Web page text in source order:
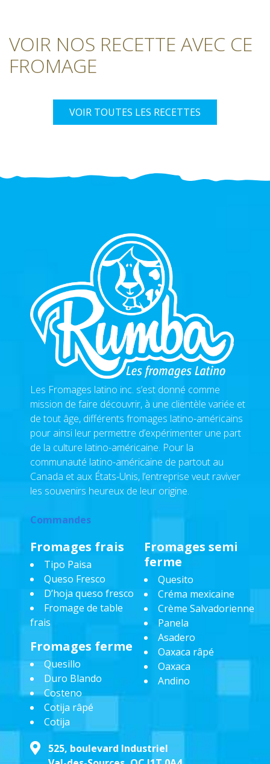
VOIR NOS RECETTE AVEC CE
FROMAGE
VOIR TOUTES LES RECETTES
Les Fromages latino inc. s’est donné comme
mission de faire découvrir, à une clientèle variée et
de tout âge, différents fromages latino-américains
pour ainsi leur permettre d’expérimenter une part
de la culture latino-américaine. Pour la
communauté latino-américaine de partout au
Canada et aux États-Unis, l’entreprise veut raviver
les souvenirs heureux de leur origine.
Commandes
Fromages frais
Tipo Paisa
Queso Fresco
D’hoja queso fresco
Fromage de table
frais
Fromages ferme
Quesillo
Duro Blando
Costeno
Cotija râpé
Cotija
Fromages semi
ferme
Quesito
Créma mexicaine
Crème Salvadorienne
Panela
Asadero
Oaxaca râpé
Oaxaca
Andino
525, boulevard Industriel